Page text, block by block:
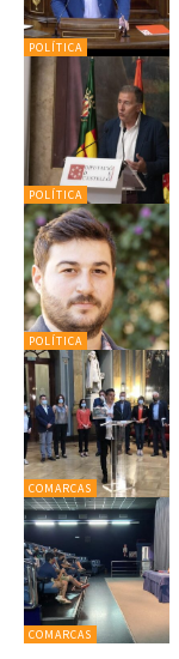
POLÍTICA
POLÍTICA
POLÍTICA
COMARCAS
COMARCAS